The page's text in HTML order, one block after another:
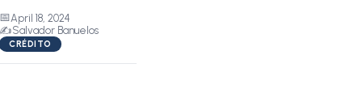
📅April 18, 2024
✍️Salvador Banuelos
CRÉDITO